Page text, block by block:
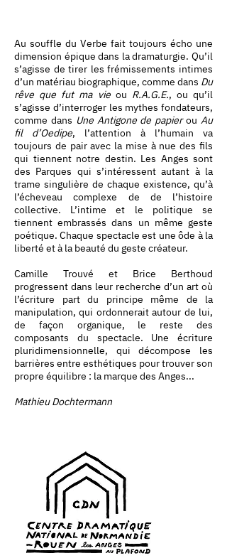
Au souffle du Verbe fait toujours écho une
dimension épique dans la dramaturgie. Qu’il
s’agisse de tirer les frémissements intimes
d’un matériau biographique, comme dans Du
rêve que fut ma vieou R.A.G.E., ou qu’il
s’agisse d’interroger les mythes fondateurs,
comme dans Une Antigone de papierouAu
fil d’Oedipe, l’attention à l’humain va
toujours de pair avec la mise à nue des fils
qui tiennent notre destin. Les Anges sont
des Parques qui s’intéressent autant à la
trame singulière de chaque existence, qu’à
l’écheveau complexe de de l’histoire
collective. L’intime et le politique se
tiennent embrassés dans un même geste
poétique. Chaque spectacle est une ôde à la
liberté et à la beauté du geste créateur.
Camille Trouvé et Brice Berthoud
progressent dans leur recherche d’un art où
l’écriture part du principe même de la
manipulation, qui ordonnerait autour de lui,
de façon organique, le reste des
composants du spectacle. Une écriture
pluridimensionnelle, qui décompose les
barrières entre esthétiques pour trouver son
propre équilibre : la marque des Anges...
Mathieu Dochtermann